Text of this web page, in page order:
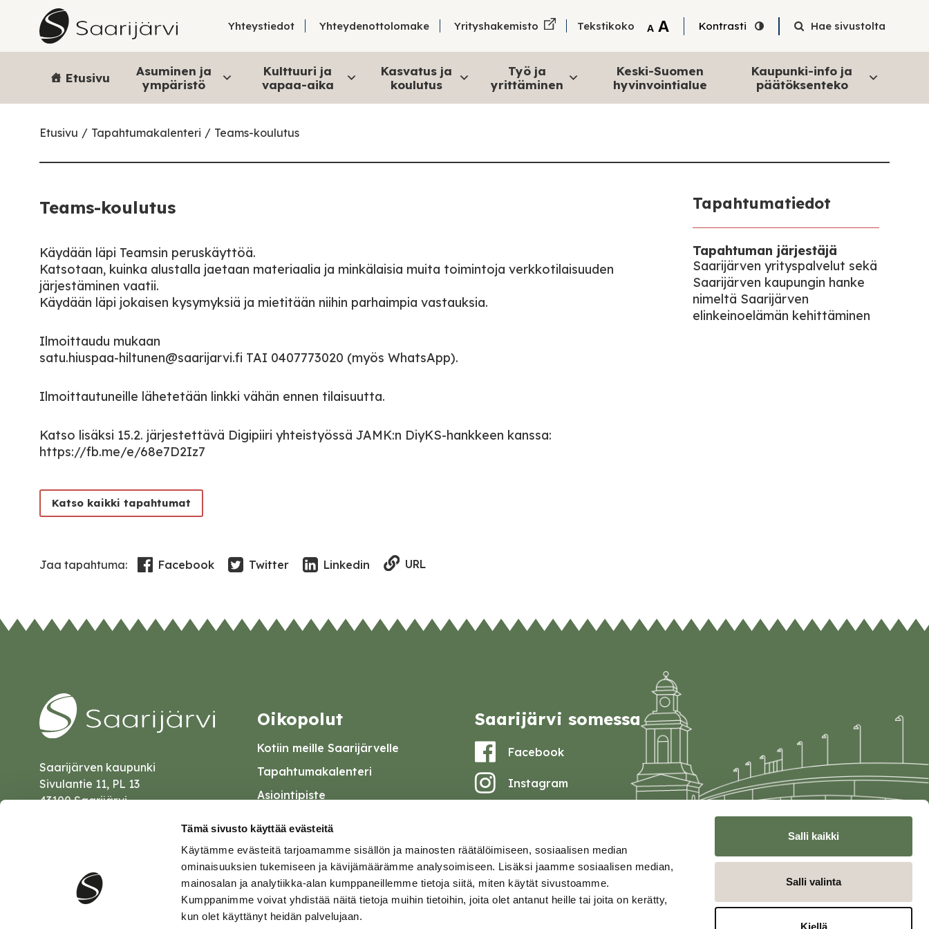
Tämä sivusto käyttää evästeitä
Käytämme evästeitä tarjoamamme sisällön ja mainosten räätälöimiseen, sosiaalisen median
ominaisuuksien tukemiseen ja kävijämäärämme analysoimiseen. Lisäksi jaamme sosiaalisen median,
mainosalan ja analytiikka-alan kumppaneillemme tietoja siitä, miten käytät sivustoamme.
Kumppanimme voivat yhdistää näitä tietoja muihin tietoihin, joita olet antanut heille tai joita on kerätty,
kun olet käyttänyt heidän palvelujaan.
Salli kaikki
Salli valinta
Kiellä
Skip to content
Yhteystiedot Yhteydenottolomake Yrityshakemisto Tekstikoko A Tekstin pienentäminen
A Tekstin suurentaminen
Kontrasti Hae sivustolta
Etusivu
Asuminen ja
ympäristö
Kulttuuri ja
vapaa-aika
Kasvatus ja
koulutus
Työ ja
yrittäminen
Keski-Suomen
hyvinvointialue
Kaupunki-info ja
päätöksenteko
Etusivu Tapahtumakalenteri Teams-koulutus
Teams-koulutus
Käydään läpi Teamsin peruskäyttöä.
Katsotaan, kuinka alustalla jaetaan materiaalia ja minkälaisia muita toimintoja verkkotilaisuuden
järjestäminen vaatii.
Käydään läpi jokaisen kysymyksiä ja mietitään niihin parhaimpia vastauksia.
Ilmoittaudu mukaan
satu.hiuspaa-hiltunen@saarijarvi.fi TAI 0407773020 (myös WhatsApp).
Ilmoittautuneille lähetetään linkki vähän ennen tilaisuutta.
Katso lisäksi 15.2. järjestettävä Digipiiri yhteistyössä JAMK:n DiyKS-hankkeen kanssa:
https://fb.me/e/68e7D2Iz7
Tapahtumatiedot
Tapahtuman järjestäjä
Saarijärven yrityspalvelut sekä
Saarijärven kaupungin hanke
nimeltä Saarijärven
elinkeinoelämän kehittäminen
Katso kaikki tapahtumat
Jaa tapahtuma: Facebook Twitter Linkedin URL
Saarijärven kaupunki
Sivulantie 11, PL 13
43100 Saarijärvi
Oikopolut
Kotiin meille Saarijärvelle
Tapahtumakalenteri
Asiointipiste
Palautelomake
Saavutettavuusseloste
Tietosuoja
Saarijärvi somessa
Facebook
Instagram